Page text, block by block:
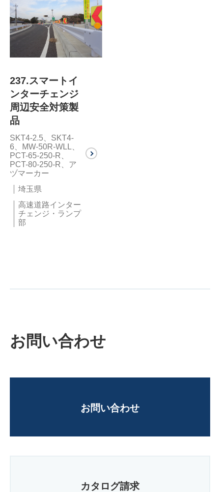
237.スマートイ
ンターチェンジ
周辺安全対策製
品
SKT4-2.5、SKT4-
6、MW-50R-WLL、
PCT-65-250-R、
PCT-80-250-R、ア
ヅマーカー
埼玉県
高速道路インター
チェンジ・ランプ
部
お問い合わせ
お問い合わせ
カタログ請求